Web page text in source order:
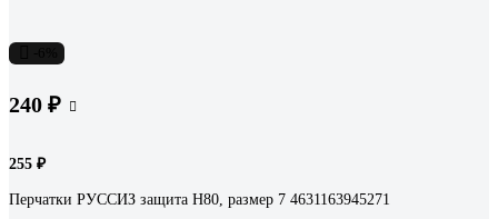
240 ₽
255 ₽
Перчатки РУССИЗ защита Н80, размер 7 4631163945271